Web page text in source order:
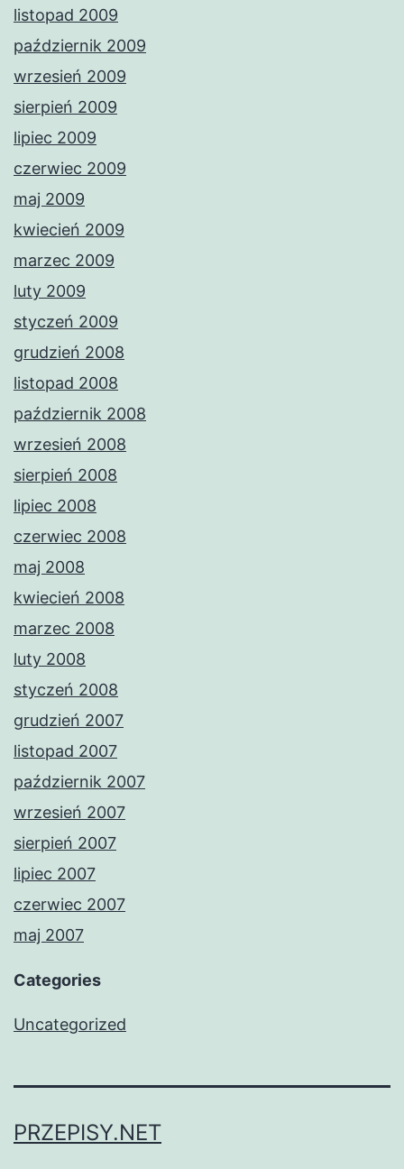
listopad 2009
październik 2009
wrzesień 2009
sierpień 2009
lipiec 2009
czerwiec 2009
maj 2009
kwiecień 2009
marzec 2009
luty 2009
styczeń 2009
grudzień 2008
listopad 2008
październik 2008
wrzesień 2008
sierpień 2008
lipiec 2008
czerwiec 2008
maj 2008
kwiecień 2008
marzec 2008
luty 2008
styczeń 2008
grudzień 2007
listopad 2007
październik 2007
wrzesień 2007
sierpień 2007
lipiec 2007
czerwiec 2007
maj 2007
Categories
Uncategorized
PRZEPISY.NET